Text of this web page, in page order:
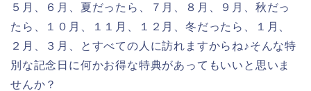
５月、６月、夏だったら、７月、８月、９月、秋だっ
たら、１０月、１１月、１２月、冬だったら、１月、
２月、３月、とすべての人に訪れますからね♪そんな特
別な記念日に何かお得な特典があってもいいと思いま
せんか？